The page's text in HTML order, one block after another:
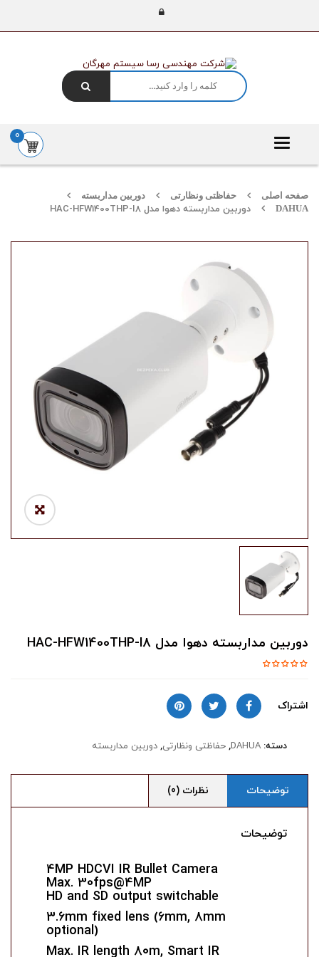
Toggle
0
صفحه اصلی حفاظتی ونظارتی
دوربین مداربسته
DAHUA
دوربین مداربسته دهوا مدل HAC-HFW1400THP-I8
دوربین مداربسته دهوا مدل HAC-HFW1400THP-I8
اشتراک
دسته: DAHUA
, حفاظتی ونظارتی, دوربین مداربسته
توضیحات نظرات (0)
توضیحات
4MP HDCVI IR Bullet Camera
Max. 30fps@4MP
HD and SD output switchable
3.6mm fixed lens (6mm, 8mm
optional)
Max. IR length 80m, Smart IR